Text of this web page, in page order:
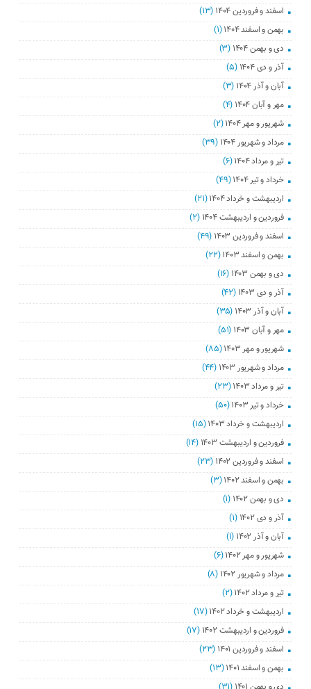
اسفند و فروردین ۱۴۰۴
(۱۳)
بهمن و اسفند ۱۴۰۴
(۱)
دی و بهمن ۱۴۰۴
(۳)
آذر و دی ۱۴۰۴
(۵)
آبان و آذر ۱۴۰۴
(۳)
مهر و آبان ۱۴۰۴
(۴)
شهریور و مهر ۱۴۰۴
(۲)
مرداد و شهریور ۱۴۰۴
(۳۹)
تیر و مرداد ۱۴۰۴
(۶)
خرداد و تیر ۱۴۰۴
(۴۹)
اردیبهشت و خرداد ۱۴۰۴
(۲۱)
فروردین و اردیبهشت ۱۴۰۴
(۲)
اسفند و فروردین ۱۴۰۳
(۴۹)
بهمن و اسفند ۱۴۰۳
(۲۲)
دی و بهمن ۱۴۰۳
(۱۶)
آذر و دی ۱۴۰۳
(۴۲)
آبان و آذر ۱۴۰۳
(۳۵)
مهر و آبان ۱۴۰۳
(۵۱)
شهریور و مهر ۱۴۰۳
(۸۵)
مرداد و شهریور ۱۴۰۳
(۴۴)
تیر و مرداد ۱۴۰۳
(۲۳)
خرداد و تیر ۱۴۰۳
(۵۰)
اردیبهشت و خرداد ۱۴۰۳
(۱۵)
فروردین و اردیبهشت ۱۴۰۳
(۱۴)
اسفند و فروردین ۱۴۰۲
(۲۳)
بهمن و اسفند ۱۴۰۲
(۳)
دی و بهمن ۱۴۰۲
(۱)
آذر و دی ۱۴۰۲
(۱)
آبان و آذر ۱۴۰۲
(۱)
شهریور و مهر ۱۴۰۲
(۶)
مرداد و شهریور ۱۴۰۲
(۸)
تیر و مرداد ۱۴۰۲
(۲)
اردیبهشت و خرداد ۱۴۰۲
(۱۷)
فروردین و اردیبهشت ۱۴۰۲
(۱۷)
اسفند و فروردین ۱۴۰۱
(۲۳)
بهمن و اسفند ۱۴۰۱
(۱۳)